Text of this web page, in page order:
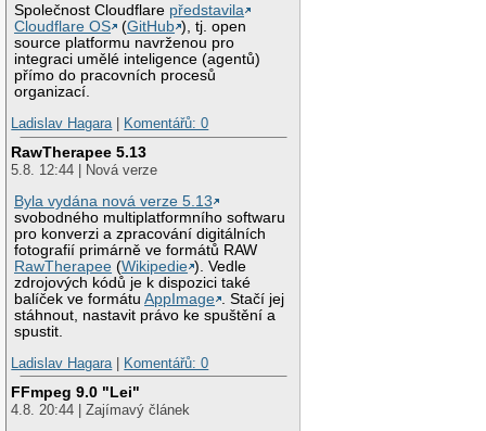
Společnost Cloudflare představila
Cloudflare OS
(GitHub ), tj. open
source platformu navrženou pro
integraci umělé inteligence (agentů)
přímo do pracovních procesů
organizací.
Ladislav Hagara| Komentářů: 0
RawTherapee 5.13
5.8. 12:44 | Nová verze
Byla vydána nová verze 5.13
svobodného multiplatformního softwaru
pro konverzi a zpracování digitálních
fotografií primárně ve formátů RAW
RawTherapee (Wikipedie ). Vedle
zdrojových kódů je k dispozici také
balíček ve formátuAppImage
. Stačí jej
stáhnout, nastavit právo ke spuštění a
spustit.
Ladislav Hagara| Komentářů: 0
FFmpeg 9.0 "Lei"
4.8. 20:44 | Zajímavý článek